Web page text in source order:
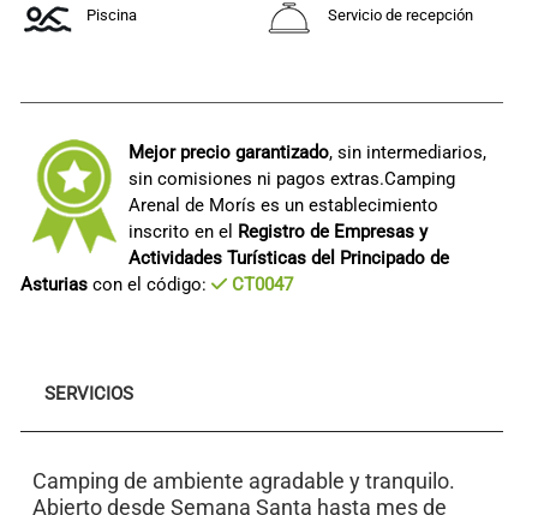
Piscina Servicio de recepción
Mejor precio garantizado, sin intermediarios,
sin comisiones ni pagos extras.Camping
Arenal de Morís es un establecimiento
inscrito en el Registro de Empresas y
Actividades Turísticas del Principado de
Asturias con el código: CT0047
SERVICIOS
Camping de ambiente agradable y tranquilo.
Abierto desde Semana Santa hasta mes de